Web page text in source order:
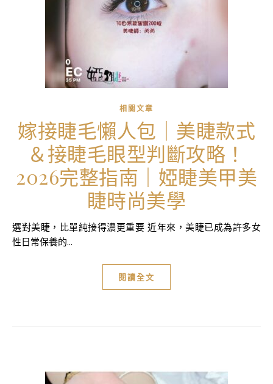
相關文章
嫁接睫毛懶人包｜美睫款式
＆接睫毛眼型判斷攻略！
2026完整指南｜婭睫美甲美
睫時尚美學
選對美睫，比單純接得濃更重要 近年來，美睫已成為許多女
性日常保養的...
閱讀全文